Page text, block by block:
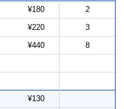
¥180 2
¥220 3
¥440 8
¥130